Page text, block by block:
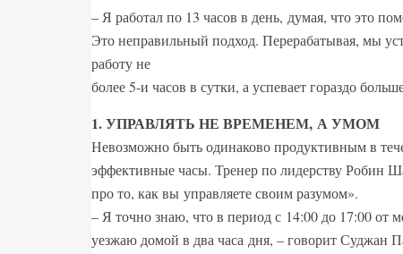
– Я работал по 13 часов в день, думая, что это
Это неправильный подход. Перерабатывая, мы
работу не
более 5-и часов в сутки, а успевает гораздо
1. УПРАВЛЯТЬ НЕ ВРЕМЕНЕМ, А УМОМ
Невозможно быть одинаково продуктивным в
эффективные часы. Тренер по лидерству Робин
про то, как вы управляете своим разумом».
– Я точно знаю, что в период с 14:00 до 17:00 от
уезжаю домой в два часа дня, – говорит Суджан